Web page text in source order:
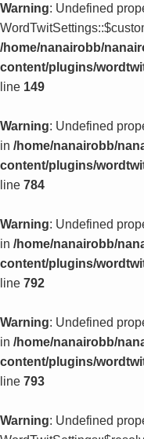
Warning: Undefined
/home/nanairobb/
content/plugins/
line 149
Warning: Undefined
in /home/nanairobb/
content/plugins/
line 784
Warning: Undefined
in /home/nanairobb/
content/plugins/
line 792
Warning: Undefined
in /home/nanairobb/
content/plugins/
line 793
Warning: Undefined